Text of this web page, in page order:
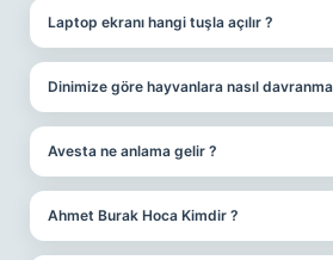
Laptop ekranı hangi tuşla açılır ?
Dinimize göre hayvanlara nasıl
Avesta ne anlama gelir ?
Ahmet Burak Hoca Kimdir ?